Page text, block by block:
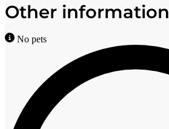
Other information
No pets